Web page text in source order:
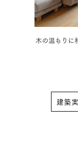
豊かな3階建
モ
建築